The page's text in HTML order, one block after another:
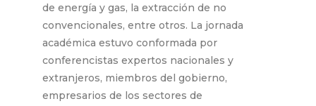
de energía y gas, la extracción de no
convencionales, entre otros. La jornada
académica estuvo conformada por
conferencistas expertos nacionales y
extranjeros, miembros del gobierno,
empresarios de los sectores de